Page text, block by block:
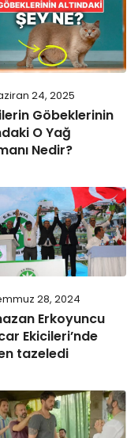
24, 2025
Göbeklerinin
O Yağ
Nedir?
28, 2024
Erkoyuncu
Ekicileri’nde
tazeledi